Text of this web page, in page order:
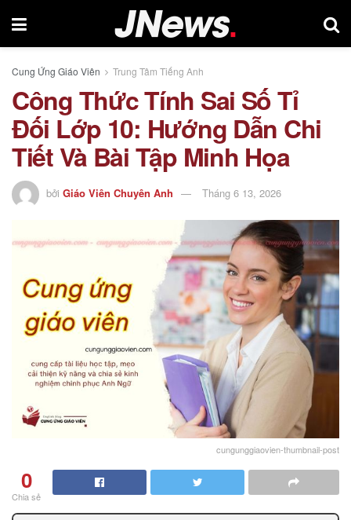
Cung Ứng Giáo Viên Trung Tâm Tiếng Anh
Công Thức Tính Sai Số Tỉ
Đối Lớp 10: Hướng Dẫn Chi
Tiết Và Bài Tập Minh Họa
bởi Giáo Viên Chuyên Anh Tháng 6 13, 2026
cungunggiaovien-thumbnail-post
0
Chia sẻ